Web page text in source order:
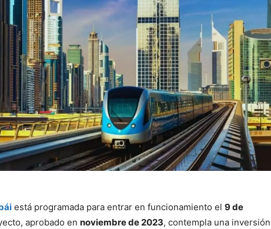
está programada para entrar en funcionamiento el 9 de
aprobado en noviembre de 2023, contempla una inversión